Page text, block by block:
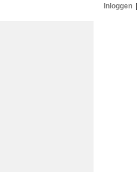
Inloggen